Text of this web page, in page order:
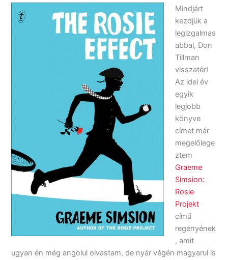
Mindjárt
kezdjük a
legizgalmas
abbal, Don
Tillman
visszatér!
Az idei év
egyik
legjobb
könyve
címet már
megelőlege
ztem
Graeme
Simsion:
Rosie
Projekt
című
regényének
, amit
ugyan én még angolul olvastam, de nyár végén magyarul is